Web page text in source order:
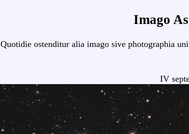
Imago
Quotidie ostenditur alia imago sive photographia
IV